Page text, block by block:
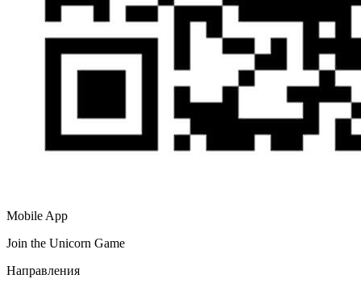
Mobile App
Join the Unicorn Game
Направления